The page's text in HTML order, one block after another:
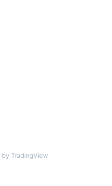
by TradingView